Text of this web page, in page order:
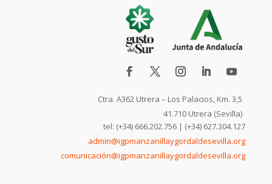
Ctra. A362 Utrera – Los Palacios, Km. 3,5
41.710 Utrera (Sevilla)
tel: (+34) 666.202.756 | (+34) 627.304.127
admin@igpmanzanillaygordaldesevilla.org
comunicación@igpmanzanillaygordaldesevilla.org